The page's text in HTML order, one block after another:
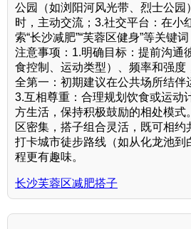
公园（如浏阳河风光带、烈士公园
时，主动交流；3.社交平台：在小
索“长沙减肥”“芙蓉区健身”等关键
注意事项：1.明确目标：提前沟通
食控制、运动类型）、频率和强度
全第一：初期建议在公共场所结伴
3.互相尊重：合理规划饮食或运动
方生活，保持积极鼓励的相处模式
区密集，搭子组合灵活，既可相约
打卡城市徒步路线（如从化龙池到
程更有趣味。
长沙芙蓉区减肥搭子